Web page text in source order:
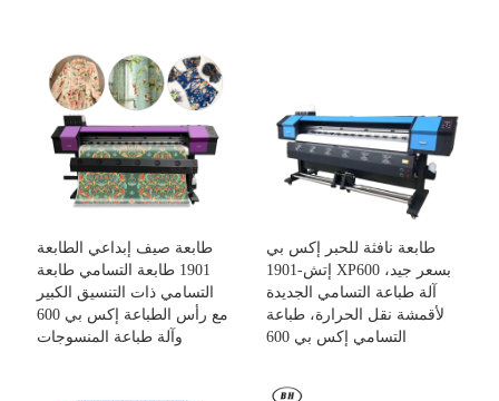
طابعة صيف إبداعي الطابعة
1901 طابعة التسامي طابعة
التسامي ذات التنسيق الكبير
مع رأس الطباعة إكس بي 600
وآلة طباعة المنسوجات
طابعة نافثة للحبر إكس بي
إتش-1901 XP600 بسعر جيد،
آلة طباعة التسامي الجديدة
لأقمشة نقل الحرارة، طباعة
التسامي إكس بي 600